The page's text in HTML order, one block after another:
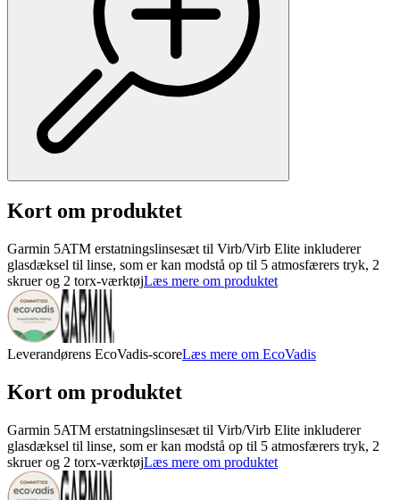
Kort om produktet
Garmin 5ATM erstatningslinsesæt til Virb/Virb Elite inkluderer
glasdæksel til linse, som er kan modstå op til 5 atmosfærers tryk, 2
skruer og 2 torx-værktøjLæs mere om produktet
Leverandørens EcoVadis-scoreLæs mere om EcoVadis
Kort om produktet
Garmin 5ATM erstatningslinsesæt til Virb/Virb Elite inkluderer
glasdæksel til linse, som er kan modstå op til 5 atmosfærers tryk, 2
skruer og 2 torx-værktøjLæs mere om produktet